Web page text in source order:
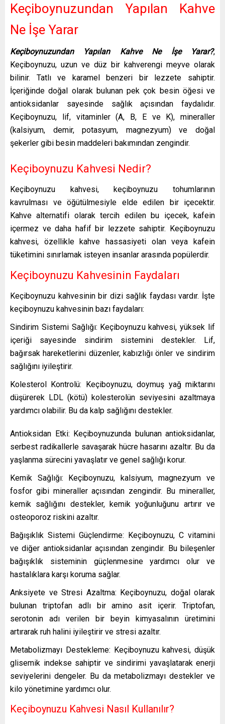
Keçiboynuzundan Yapılan Kahve
Ne İşe Yarar
Keçiboynuzundan Yapılan Kahve Ne İşe Yarar?,
Keçiboynuzu, uzun ve düz bir kahverengi meyve olarak
bilinir. Tatlı ve karamel benzeri bir lezzete sahiptir.
İçeriğinde doğal olarak bulunan pek çok besin öğesi ve
antioksidanlar sayesinde sağlık açısından faydalıdır.
Keçiboynuzu, lif, vitaminler (A, B, E ve K), mineraller
(kalsiyum, demir, potasyum, magnezyum) ve doğal
şekerler gibi besin maddeleri bakımından zengindir.
Keçiboynuzu Kahvesi Nedir?
Keçiboynuzu kahvesi, keçiboynuzu tohumlarının
kavrulması ve öğütülmesiyle elde edilen bir içecektir.
Kahve alternatifi olarak tercih edilen bu içecek, kafein
içermez ve daha hafif bir lezzete sahiptir. Keçiboynuzu
kahvesi, özellikle kahve hassasiyeti olan veya kafein
tüketimini sınırlamak isteyen insanlar arasında popülerdir.
Keçiboynuzu Kahvesinin Faydaları
Keçiboynuzu kahvesinin bir dizi sağlık faydası vardır. İşte
keçiboynuzu kahvesinin bazı faydaları:
Sindirim Sistemi Sağlığı: Keçiboynuzu kahvesi, yüksek lif
içeriği sayesinde sindirim sistemini destekler. Lif,
bağırsak hareketlerini düzenler, kabızlığı önler ve sindirim
sağlığını iyileştirir.
Kolesterol Kontrolü: Keçiboynuzu, doymuş yağ miktarını
düşürerek LDL (kötü) kolesterolün seviyesini azaltmaya
yardımcı olabilir. Bu da kalp sağlığını destekler.
Antioksidan Etki: Keçiboynuzunda bulunan antioksidanlar,
serbest radikallerle savaşarak hücre hasarını azaltır. Bu da
yaşlanma sürecini yavaşlatır ve genel sağlığı korur.
Kemik Sağlığı: Keçiboynuzu, kalsiyum, magnezyum ve
fosfor gibi mineraller açısından zengindir. Bu mineraller,
kemik sağlığını destekler, kemik yoğunluğunu artırır ve
osteoporoz riskini azaltır.
Bağışıklık Sistemi Güçlendirme: Keçiboynuzu, C vitamini
ve diğer antioksidanlar açısından zengindir. Bu bileşenler
bağışıklık sisteminin güçlenmesine yardımcı olur ve
hastalıklara karşı koruma sağlar.
Anksiyete ve Stresi Azaltma: Keçiboynuzu, doğal olarak
bulunan triptofan adlı bir amino asit içerir. Triptofan,
serotonin adı verilen bir beyin kimyasalının üretimini
artırarak ruh halini iyileştirir ve stresi azaltır.
Metabolizmayı Destekleme: Keçiboynuzu kahvesi, düşük
glisemik indekse sahiptir ve sindirimi yavaşlatarak enerji
seviyelerini dengeler. Bu da metabolizmayı destekler ve
kilo yönetimine yardımcı olur.
Keçiboynuzu Kahvesi Nasıl Kullanılır?